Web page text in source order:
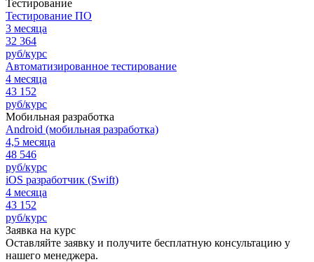
Тестирование
Тестирование ПО
3 месяца
32 364
руб/курс
Автоматизированное тестирование
4 месяца
43 152
руб/курс
Мобильная разработка
Android (мобильная разработка)
4,5 месяца
48 546
руб/курс
iOS разработчик (Swift)
4 месяца
43 152
руб/курс
Заявка на курс
Оставляйте заявку и получите бесплатную консультацию у
нашего менеджера.